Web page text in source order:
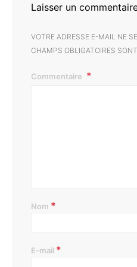
Laisser un
VOTRE ADRESSE E-MAIL NE
CHAMPS OBLIGATOIRES
Commentaire
Nom *
E-mail *